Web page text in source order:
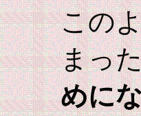
この
まっ
めに